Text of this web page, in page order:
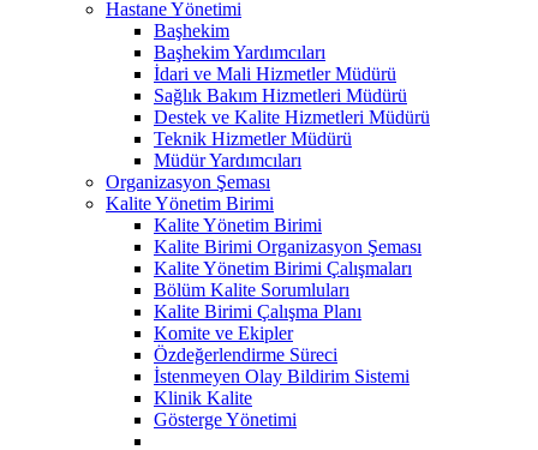
Hastane Yönetimi
Başhekim
Başhekim Yardımcıları
İdari ve Mali Hizmetler Müdürü
Sağlık Bakım Hizmetleri Müdürü
Destek ve Kalite Hizmetleri Müdürü
Teknik Hizmetler Müdürü
Müdür Yardımcıları
Organizasyon Şeması
Kalite Yönetim Birimi
Kalite Yönetim Birimi
Kalite Birimi Organizasyon Şeması
Kalite Yönetim Birimi Çalışmaları
Bölüm Kalite Sorumluları
Kalite Birimi Çalışma Planı
Komite ve Ekipler
Özdeğerlendirme Süreci
İstenmeyen Olay Bildirim Sistemi
Klinik Kalite
Gösterge Yönetimi